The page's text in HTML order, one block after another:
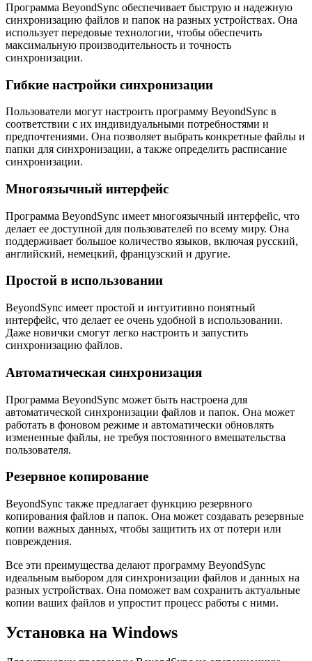
Программа BeyondSync обеспечивает быструю и надежную
синхронизацию файлов и папок на разных устройствах. Она
использует передовые технологии, чтобы обеспечить
максимальную производительность и точность
синхронизации.
Гибкие настройки синхронизации
Пользователи могут настроить программу BeyondSync в
соответствии с их индивидуальными потребностями и
предпочтениями. Она позволяет выбрать конкретные файлы и
папки для синхронизации, а также определить расписание
синхронизации.
Многоязычный интерфейс
Программа BeyondSync имеет многоязычный интерфейс, что
делает ее доступной для пользователей по всему миру. Она
поддерживает большое количество языков, включая русский,
английский, немецкий, французский и другие.
Простой в использовании
BeyondSync имеет простой и интуитивно понятный
интерфейс, что делает ее очень удобной в использовании.
Даже новички смогут легко настроить и запустить
синхронизацию файлов.
Автоматическая синхронизация
Программа BeyondSync может быть настроена для
автоматической синхронизации файлов и папок. Она может
работать в фоновом режиме и автоматически обновлять
измененные файлы, не требуя постоянного вмешательства
пользователя.
Резервное копирование
BeyondSync также предлагает функцию резервного
копирования файлов и папок. Она может создавать резервные
копии важных данных, чтобы защитить их от потери или
повреждения.
Все эти преимущества делают программу BeyondSync
идеальным выбором для синхронизации файлов и данных на
разных устройствах. Она поможет вам сохранить актуальные
копии ваших файлов и упростит процесс работы с ними.
Установка на Windows